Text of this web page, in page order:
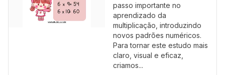
passo importante no
aprendizado da
multiplicação, introduzindo
novos padrões numéricos.
Para tornar este estudo mais
claro, visual e eficaz,
criamos...